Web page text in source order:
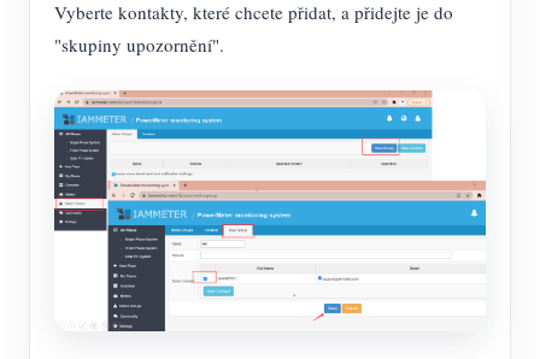
Vyberte kontakty, které chcete přidat, a přidejte je do
"skupiny upozornění".